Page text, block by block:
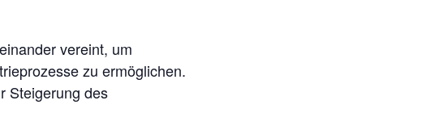
vereint, um
zu ermöglichen.
Steigerung des